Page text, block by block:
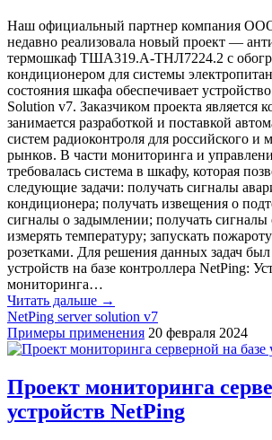
Наш официальный партнер компания
недавно реализовала новый проект —
термошкаф ТША319.А-ТНЛ7224.2 с
кондиционером для системы
состояния шкафа обеспечивает
Solution v7. Заказчиком проекта является
занимается разработкой и поставкой
систем радиоконтроля для российского и
рынков. В части мониторинга и
требовалась система в шкафу, которая
следующие задачи: получать сигналы
кондиционера; получать извещения о
сигналы о задымлении; получать сигналы
измерять температуру; запускать
розетками. Для решения данных задач
устройств на базе контроллера NetPing:
мониторинга…
Читать дальше →
NetPing server solution v7
Примеры применения 20 февраля 2024
Проект мониторинга
устройств NetPing